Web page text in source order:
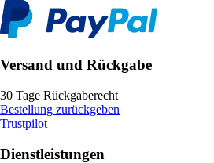
Versand und Rückgabe
30 Tage Rückgaberecht
Bestellung zurückgeben
Trustpilot
Dienstleistungen